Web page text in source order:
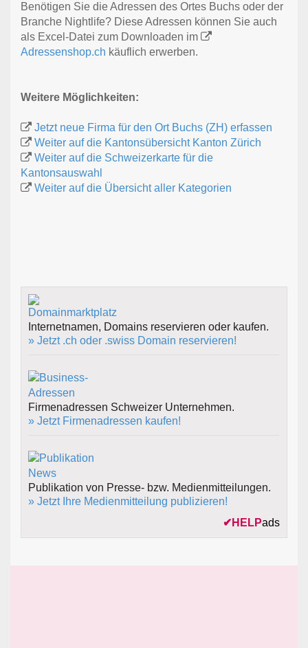
Benötigen Sie die Adressen des Ortes Buchs oder der
Branche Nightlife? Diese Adressen können Sie auch
als Excel-Datei zum Downloaden im
Adressenshop.ch käuflich erwerben.
Weitere Möglichkeiten:
Jetzt neue Firma für den Ort Buchs (ZH) erfassen
Weiter auf die Kantonsübersicht Kanton Zürich
Weiter auf die Schweizerkarte für die
Kantonsauswahl
Weiter auf die Übersicht aller Kategorien
Internetnamen, Domains reservieren oder kaufen.
» Jetzt .ch oder .swiss Domain reservieren!
Firmenadressen Schweizer Unternehmen.
» Jetzt Firmenadressen kaufen!
Publikation von Presse- bzw. Medienmitteilungen.
» Jetzt Ihre Medienmitteilung publizieren!
✔ HELPads